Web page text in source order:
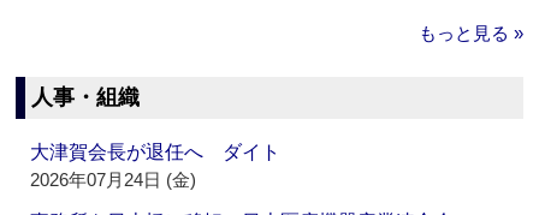
もっと見る »
人事・組織
大津賀会長が退任へ ダイト
2026年07月24日 (金)